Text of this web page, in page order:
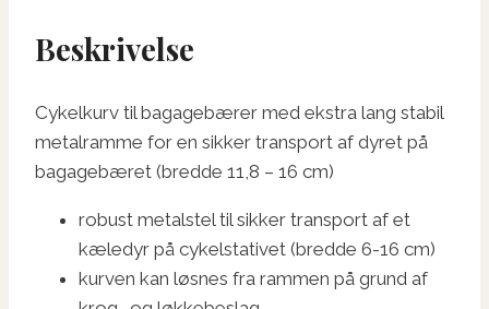
Beskrivelse
Cykelkurv til bagagebærer med ekstra lang stabil
metalramme for en sikker transport af dyret på
bagagebæret (bredde 11,8 – 16 cm)
robust metalstel til sikker transport af et
kæledyr på cykelstativet (bredde 6-16 cm)
kurven kan løsnes fra rammen på grund af